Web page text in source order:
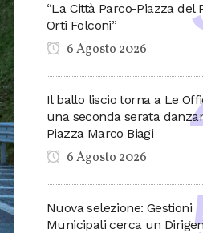
“La Città Parco-Piazza del
Orti Folconi”
6 Agosto 2026
Il ballo liscio torna a Le
una seconda serata
Piazza Marco Biagi
6 Agosto 2026
Nuova selezione: Gestioni
Municipali cerca un